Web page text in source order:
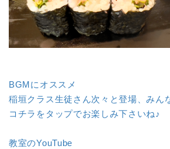
BGMにオススメ
稲垣クラス生徒さん次々と登場、みん
コチラをタップでお楽しみ下さいね♪
教室のYouTube